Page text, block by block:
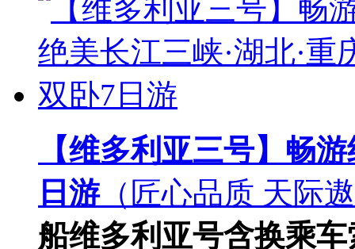
【维多利亚三号】畅
日游（匠心品质 天际
船维多利亚号含换乘车